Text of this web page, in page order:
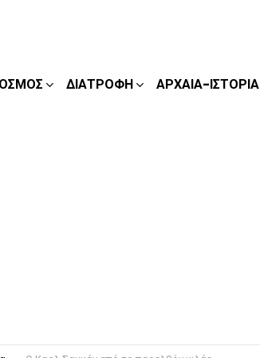
ΔΙΑΤΡΟΦΉ ΑΡΧΑΊΑ-ΙΣΤΟΡΊΑ